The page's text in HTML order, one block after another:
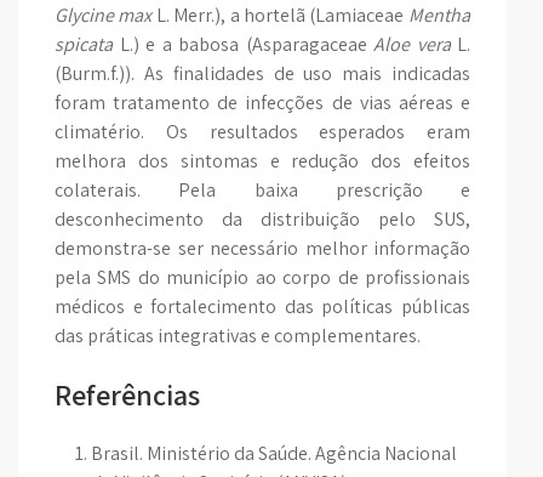
Glycine maxL. Merr.), a hortelã (Lamiaceae Mentha
spicata L.) e a babosa (Asparagaceae Aloe veraL.
(Burm.f.)). As finalidades de uso mais indicadas
foram tratamento de infecções de vias aéreas e
climatério. Os resultados esperados eram
melhora dos sintomas e redução dos efeitos
colaterais. Pela baixa prescrição e
desconhecimento da distribuição pelo SUS,
demonstra-se ser necessário melhor informação
pela SMS do município ao corpo de profissionais
médicos e fortalecimento das políticas públicas
das práticas integrativas e complementares.
Referências
Brasil. Ministério da Saúde. Agência Nacional